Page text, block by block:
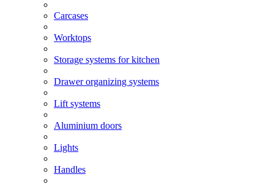
Carcases
Worktops
Storage systems for kitchen
Drawer organizing systems
Lift systems
Aluminium doors
Lights
Handles